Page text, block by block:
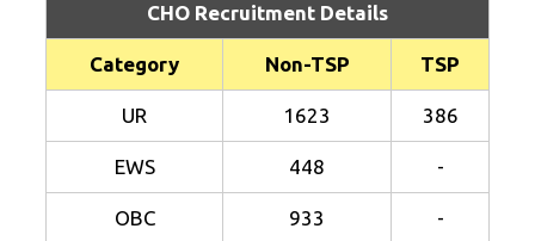
CHO Recruitment Details
Category Non-TSP TSP
UR 1623 386
EWS 448 -
OBC 933 -